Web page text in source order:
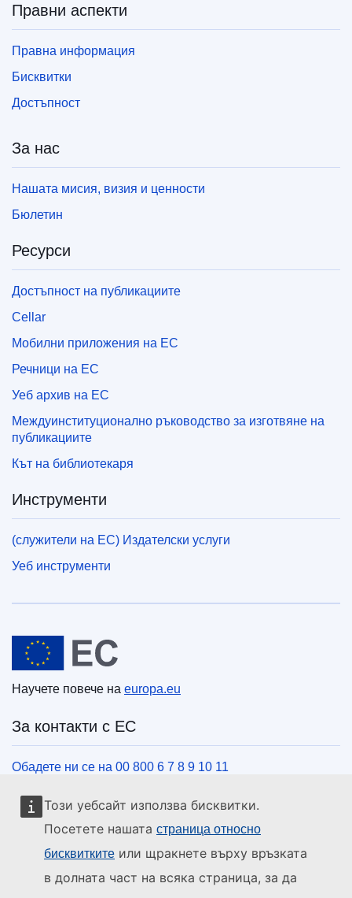
Този уебсайт използва бисквитки.
Посетете нашата страница относно
бисквитките или щракнете върху връзката
в долната част на всяка страница, за да
Правни аспекти
Правна информация
Бисквитки
Достъпност
За нас
Нашата мисия, визия и ценности
Бюлетин
Ресурси
Достъпност на публикациите
Cellar
Мобилни приложения на ЕС
Речници на ЕС
Уеб архив на ЕС
Междуинституционално ръководство за изготвяне на
публикациите
Кът на библиотекаря
Инструменти
(служители на ЕС) Издателски услуги
Уеб инструменти
Европейски съюз
Научете повече на europa.eu
За контакти с ЕС
Обадете ни се на 00 800 6 7 8 9 10 11
Използвайте други телефонни номера
Пишете ни чрез нашия формуляр за връзка
Социални медии